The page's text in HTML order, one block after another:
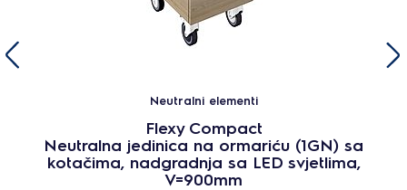
Neutralni elementi
Flexy Compact
Neutralna jedinica na ormariću (1GN) sa
kotačima, nadgradnja sa LED svjetlima,
V=900mm